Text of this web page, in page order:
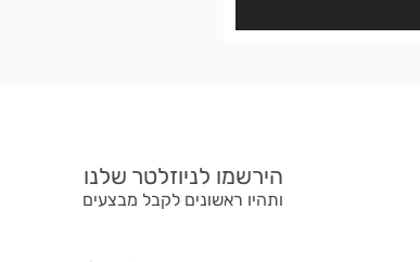
הירשמו לניוזלטר שלנו
ותהיו ראשונים לקבל מבצעים